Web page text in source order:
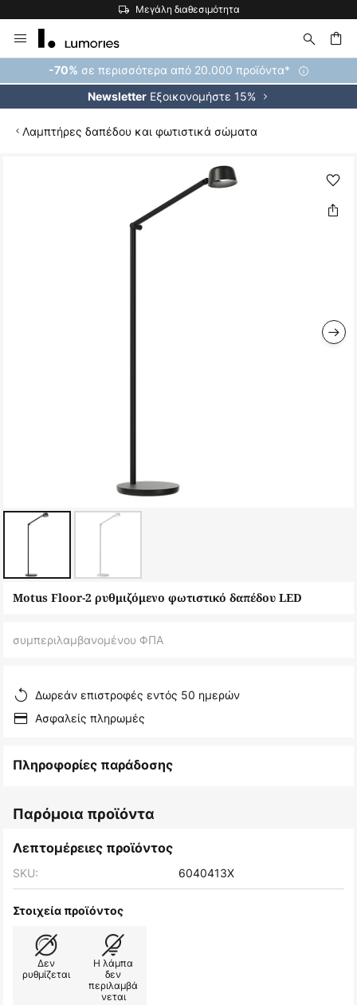
Μεγάλη διαθεσιμότητα
Μετάβαση
στο
περιεχόμενο
-70% σε περισσότερα από 20.000 προϊόντα*
Newsletter Εξοικονομήστε 15%
Λαμπτήρες δαπέδου και φωτιστικά σώματα
Μετάβαση
εικόνων
Motus Floor-2 ρυθμιζόμενο φωτιστικό δαπέδου LED
συμπεριλαμβανομένου ΦΠΑ
Δωρεάν επιστροφές εντός 50 ημερών
Ασφαλείς πληρωμές
Πληροφορίες παράδοσης
Παρόμοια προϊόντα
Λεπτομέρειες προϊόντος
SKU: 6040413X
Στοιχεία προϊόντος
Δεν
ρυθμίζεται
Η λάμπα
δεν
περιλαμβά
νεται